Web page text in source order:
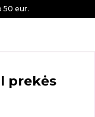
50 eur.
prekės